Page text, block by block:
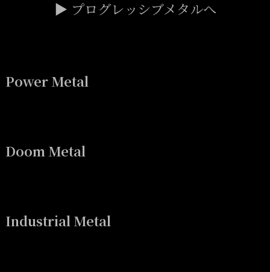
▶ プログレッシブメタルへ
Power Metal
Doom Metal
Industrial Metal